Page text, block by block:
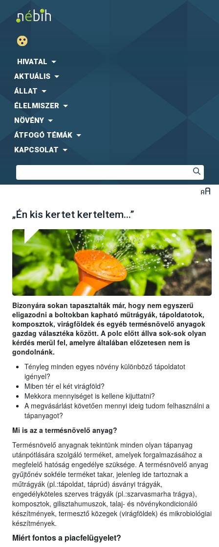
HIVATAL
AKTUÁLIS
ÁLLAT
ÉLELMISZER
NÖVÉNY
ÁTFOGÓ TÉMÁK
KAPCSOLAT
„Én kis kertet kerteltem...”
Bizonyára sokan tapasztalták már, hogy nem egyszerű
eligazodni a boltokban kapható műtrágyák, tápoldatotok,
komposztok, virágföldek és egyéb termésnövelő anyagok
gazdag választéka között. A polc előtt állva sok-sok olyan
kérdés merül fel, amelyre általában előzetesen nem is
gondolnánk.
Tényleg minden egyes növény különböző tápoldatot
igényel?
Miben tér el két virágföld?
Mekkora mennyiséget is kellene kijuttatni?
A megvásárlást követően mennyi ideig tudom felhasználni a
tápanyagot?
Mi is az a termésnövelő anyag?
Termésnövelő anyagnak tekintünk minden olyan tápanyag
utánpótlására szolgáló terméket, amelyek forgalmazásához a
megfelelő hatóság engedélye szüksége. A termésnövelő anyag
gyűjtőnév sokféle terméket takar, jelenleg ide tartoznak a
műtrágyák (pl.:tápoldat, táprúd) ásványi trágyák,
engedélyköteles szerves trágyák (pl.:szarvasmarha trágya),
komposztok, gilisztahumuszok, talaj- és növénykondicionáló
készítmények, termesztő közegek (virágföldek) és mikrobiológiai
készítmények.
Miért fontos a piacfelügyelet?